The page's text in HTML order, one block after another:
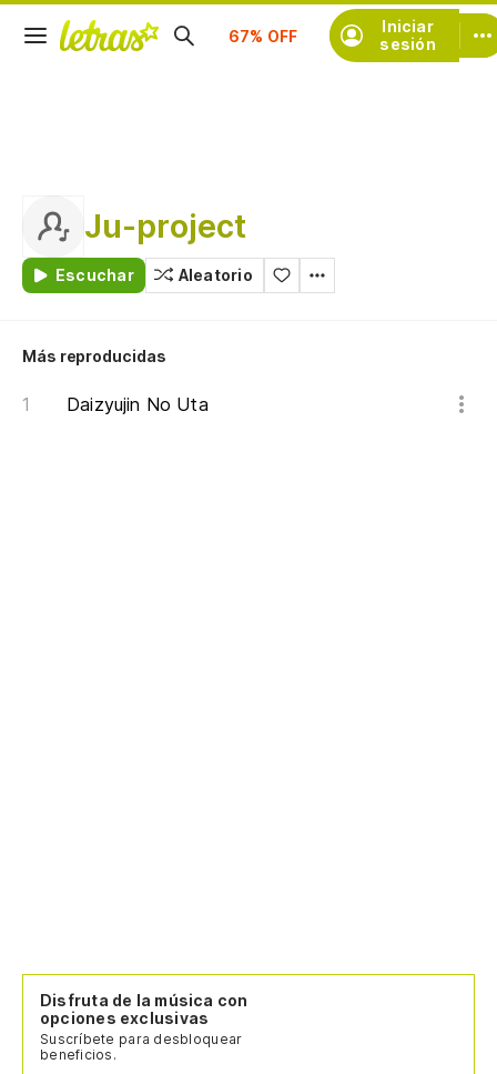
Iniciar
sesión
Suscríbete
Ju-project
Escuchar Aleatorio
Más reproducidas
Daizyujin No Uta
Disfruta de la música con
opciones exclusivas
Suscríbete para desbloquear
beneficios.